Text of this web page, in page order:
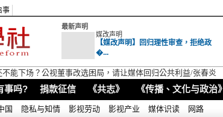
事
最新声明
媒改声明
【媒改声明】回归理性审查，拒绝政
�...
能下场？公视董事改选困局，请让媒体回归公共利益/张春炎
事吗? 捐款征信 《共志》 《传播、文化与政治》
国 隐私与知情 影视劳动 影视产业 媒体识读 网路